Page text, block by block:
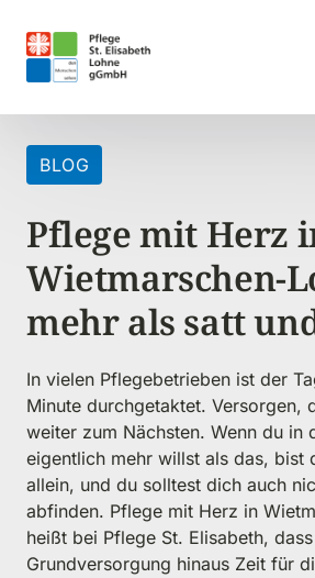
BLOG
Pflege mit Herz
Wietmarschen-
mehr als satt
In vielen Pflegebetrieben ist der
Minute durchgetaktet. Versorgen,
weiter zum Nächsten. Wenn du in
eigentlich mehr willst als das, bist
allein, und du solltest dich auch
abfinden. Pflege mit Herz in
heißt bei Pflege St. Elisabeth,
Grundversorgung hinaus Zeit für